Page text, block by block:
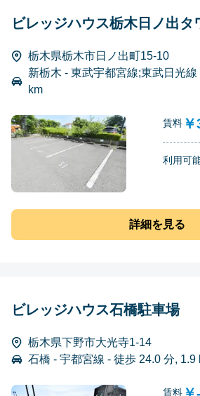
ビレッジハウス栃木日ノ出タ
栃木県栃木市日ノ出町15-10
新栃木 - 東武宇都宮線;東武日光
km
賃料
利用可
詳細を見る
ビレッジハウス石橋駐車場
栃木県下野市大光寺1-14
石橋 - 宇都宮線 - 徒歩 24.0 分, 1.9
賃料